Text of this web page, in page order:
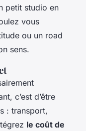
petit studio en
vous
ou un road
sens.
c’est d’être
: transport,
le coût de